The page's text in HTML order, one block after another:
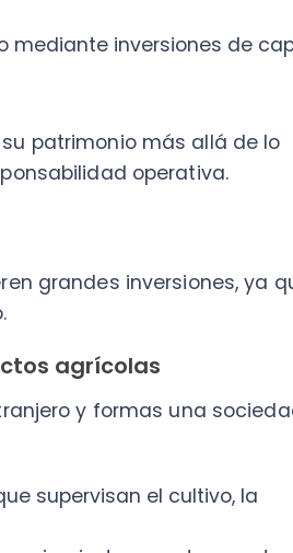
inversiones, ya que
y formas una sociedad
operativo, ideal para
ser una alternativa